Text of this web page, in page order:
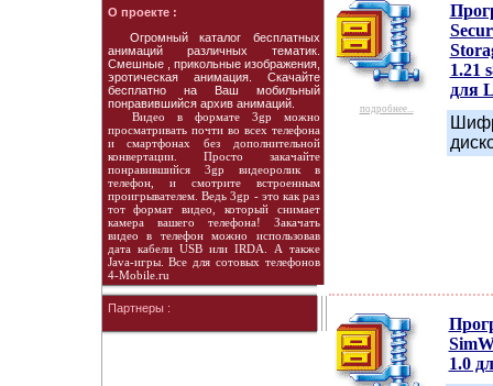
О проекте :
Огромный каталог бесплатных
анимаций различных тематик.
Смешные , прикольные изображения,
эротическая анимация. Скачайте
бесплатно на Ваш мобильный
понравившийся архив анимаций.
Видео в формате 3gp можно
просматривать почти во всех телефона
и смартфонах без дополнительной
конвертации. Просто закачайте
понравившийся 3gp видеоролик в
телефон, и смотрите встроенным
проигрывателем. Ведь 3gp - это как раз
тот формат видео, который снимает
камера вашего телефона! Закачать
видео в телефон можно использовав
дата кабели USB или IRDA. А также
Java-игры. Все для сотовых телефонов
4-Mobile.ru
Партнеры :
подробнее...
1.21
для
1.0